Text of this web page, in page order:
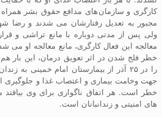
کارگری و سازمان های مدافع حقوق بشر
مجبور بە تعدیل رفتارشان می شدند و رضا
ولی پس از مدتی دوبارە با مانع تراشی و
معالجە این فعال کارگری، مانع معالجه او می
خطر فلج شدن در اثر تعویق درمان، این بار
را در ۲۵ آذر از بیمارستان امام خمینی بە
جهت وخامت بیماری و اعتصاب غذا و جلوگیری از
خطر است. هر اتفاق ناگواری برای وی بیافتد
های امنیتی و زندانبانان است.